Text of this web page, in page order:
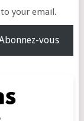
your email.
vous